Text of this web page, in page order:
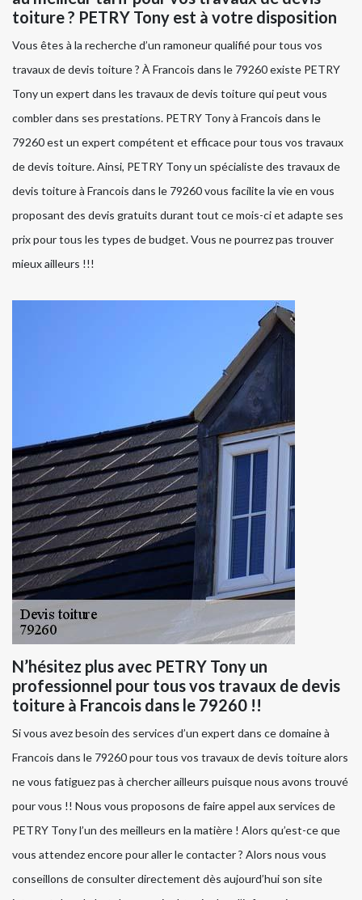
toiture ? PETRY Tony est à votre disposition
Vous êtes à la recherche d’un ramoneur qualifié pour tous vos
travaux de devis toiture ? À Francois dans le 79260 existe PETRY
Tony un expert dans les travaux de devis toiture qui peut vous
combler dans ses prestations. PETRY Tony à Francois dans le
79260 est un expert compétent et efficace pour tous vos travaux
de devis toiture. Ainsi, PETRY Tony un spécialiste des travaux de
devis toiture à Francois dans le 79260 vous facilite la vie en vous
proposant des devis gratuits durant tout ce mois-ci et adapte ses
prix pour tous les types de budget. Vous ne pourrez pas trouver
mieux ailleurs !!!
N’hésitez plus avec PETRY Tony un
professionnel pour tous vos travaux de devis
toiture à Francois dans le 79260 !!
Si vous avez besoin des services d’un expert dans ce domaine à
Francois dans le 79260 pour tous vos travaux de devis toiture alors
ne vous fatiguez pas à chercher ailleurs puisque nous avons trouvé
pour vous !! Nous vous proposons de faire appel aux services de
PETRY Tony l’un des meilleurs en la matière ! Alors qu’est-ce que
vous attendez encore pour aller le contacter ? Alors nous vous
conseillons de consulter directement dès aujourd’hui son site